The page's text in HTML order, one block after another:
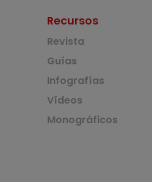
Recursos
Revista
Guías
Infografías
Vídeos
Monográficos